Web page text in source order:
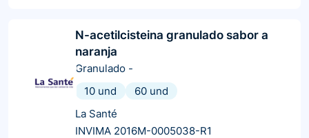
N-acetilcisteina granulado sabor a
naranja
Granulado -
10 und
60 und
La Santé
INVIMA 2016M-0005038-R1